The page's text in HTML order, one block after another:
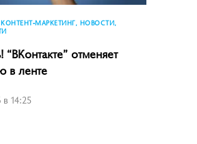
МАРКЕТИНГ, НОВОСТИ,
отменяет
в ленте
в 14:25